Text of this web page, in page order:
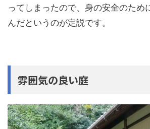
ってしまったので、身の安全のため
んだというのが定説です。
雰囲気の良い庭